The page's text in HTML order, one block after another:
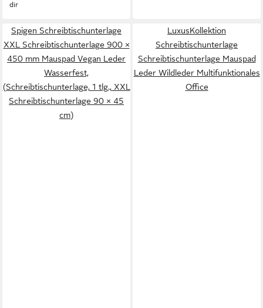
dir
Spigen Schreibtischunterlage
XXL Schreibtischunterlage 900 ×
450 mm Mauspad Vegan Leder
Wasserfest,
(Schreibtischunterlage, 1 tlg., XXL
Schreibtischunterlage 90 × 45
cm)
LuxusKollektion
Schreibtischunterlage
Schreibtischunterlage Mauspad
Leder Wildleder Multifunktionales
Office